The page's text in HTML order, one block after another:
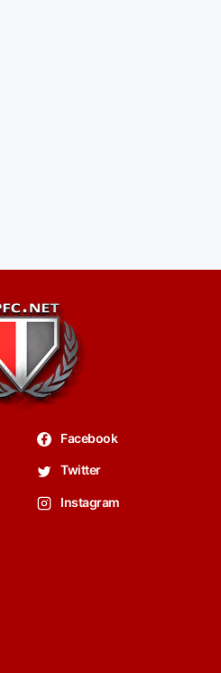
Facebook
Twitter
Instagram